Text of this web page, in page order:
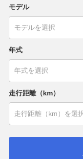
モデル
年式
走行距離（km）